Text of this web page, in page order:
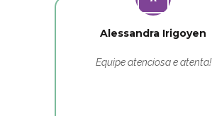
Alessandra Irigoyen
Equipe atenciosa e atenta!